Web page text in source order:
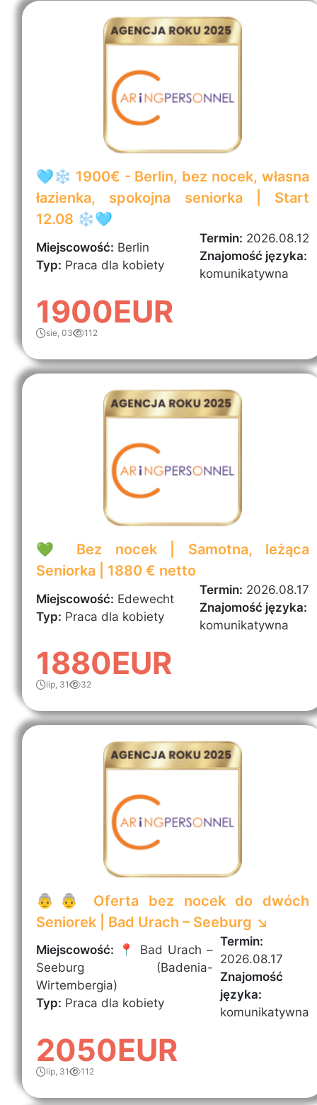
🩵❄️ 1900€ - Berlin, bez nocek, własna
łazienka, spokojna seniorka | Start
12.08 ❄️🩵
Miejscowość: Berlin
Typ: Praca dla kobiety
Termin: 2026.08.12
Znajomość języka:
komunikatywna
1900EUR
sie, 03 112
💚 Bez nocek | Samotna, leżąca
Seniorka | 1880 € netto
Miejscowość: Edewecht
Typ: Praca dla kobiety
Termin: 2026.08.17
Znajomość języka:
komunikatywna
1880EUR
lip, 31 32
👵👵 Oferta bez nocek do dwóch
Seniorek | Bad Urach – Seeburg ↘️
Miejscowość:
📍 Bad Urach –
Seeburg (Badenia-
Wirtembergia)
Typ: Praca dla kobiety
Termin:
2026.08.17
Znajomość
języka:
komunikatywna
2050EUR
lip, 31 112